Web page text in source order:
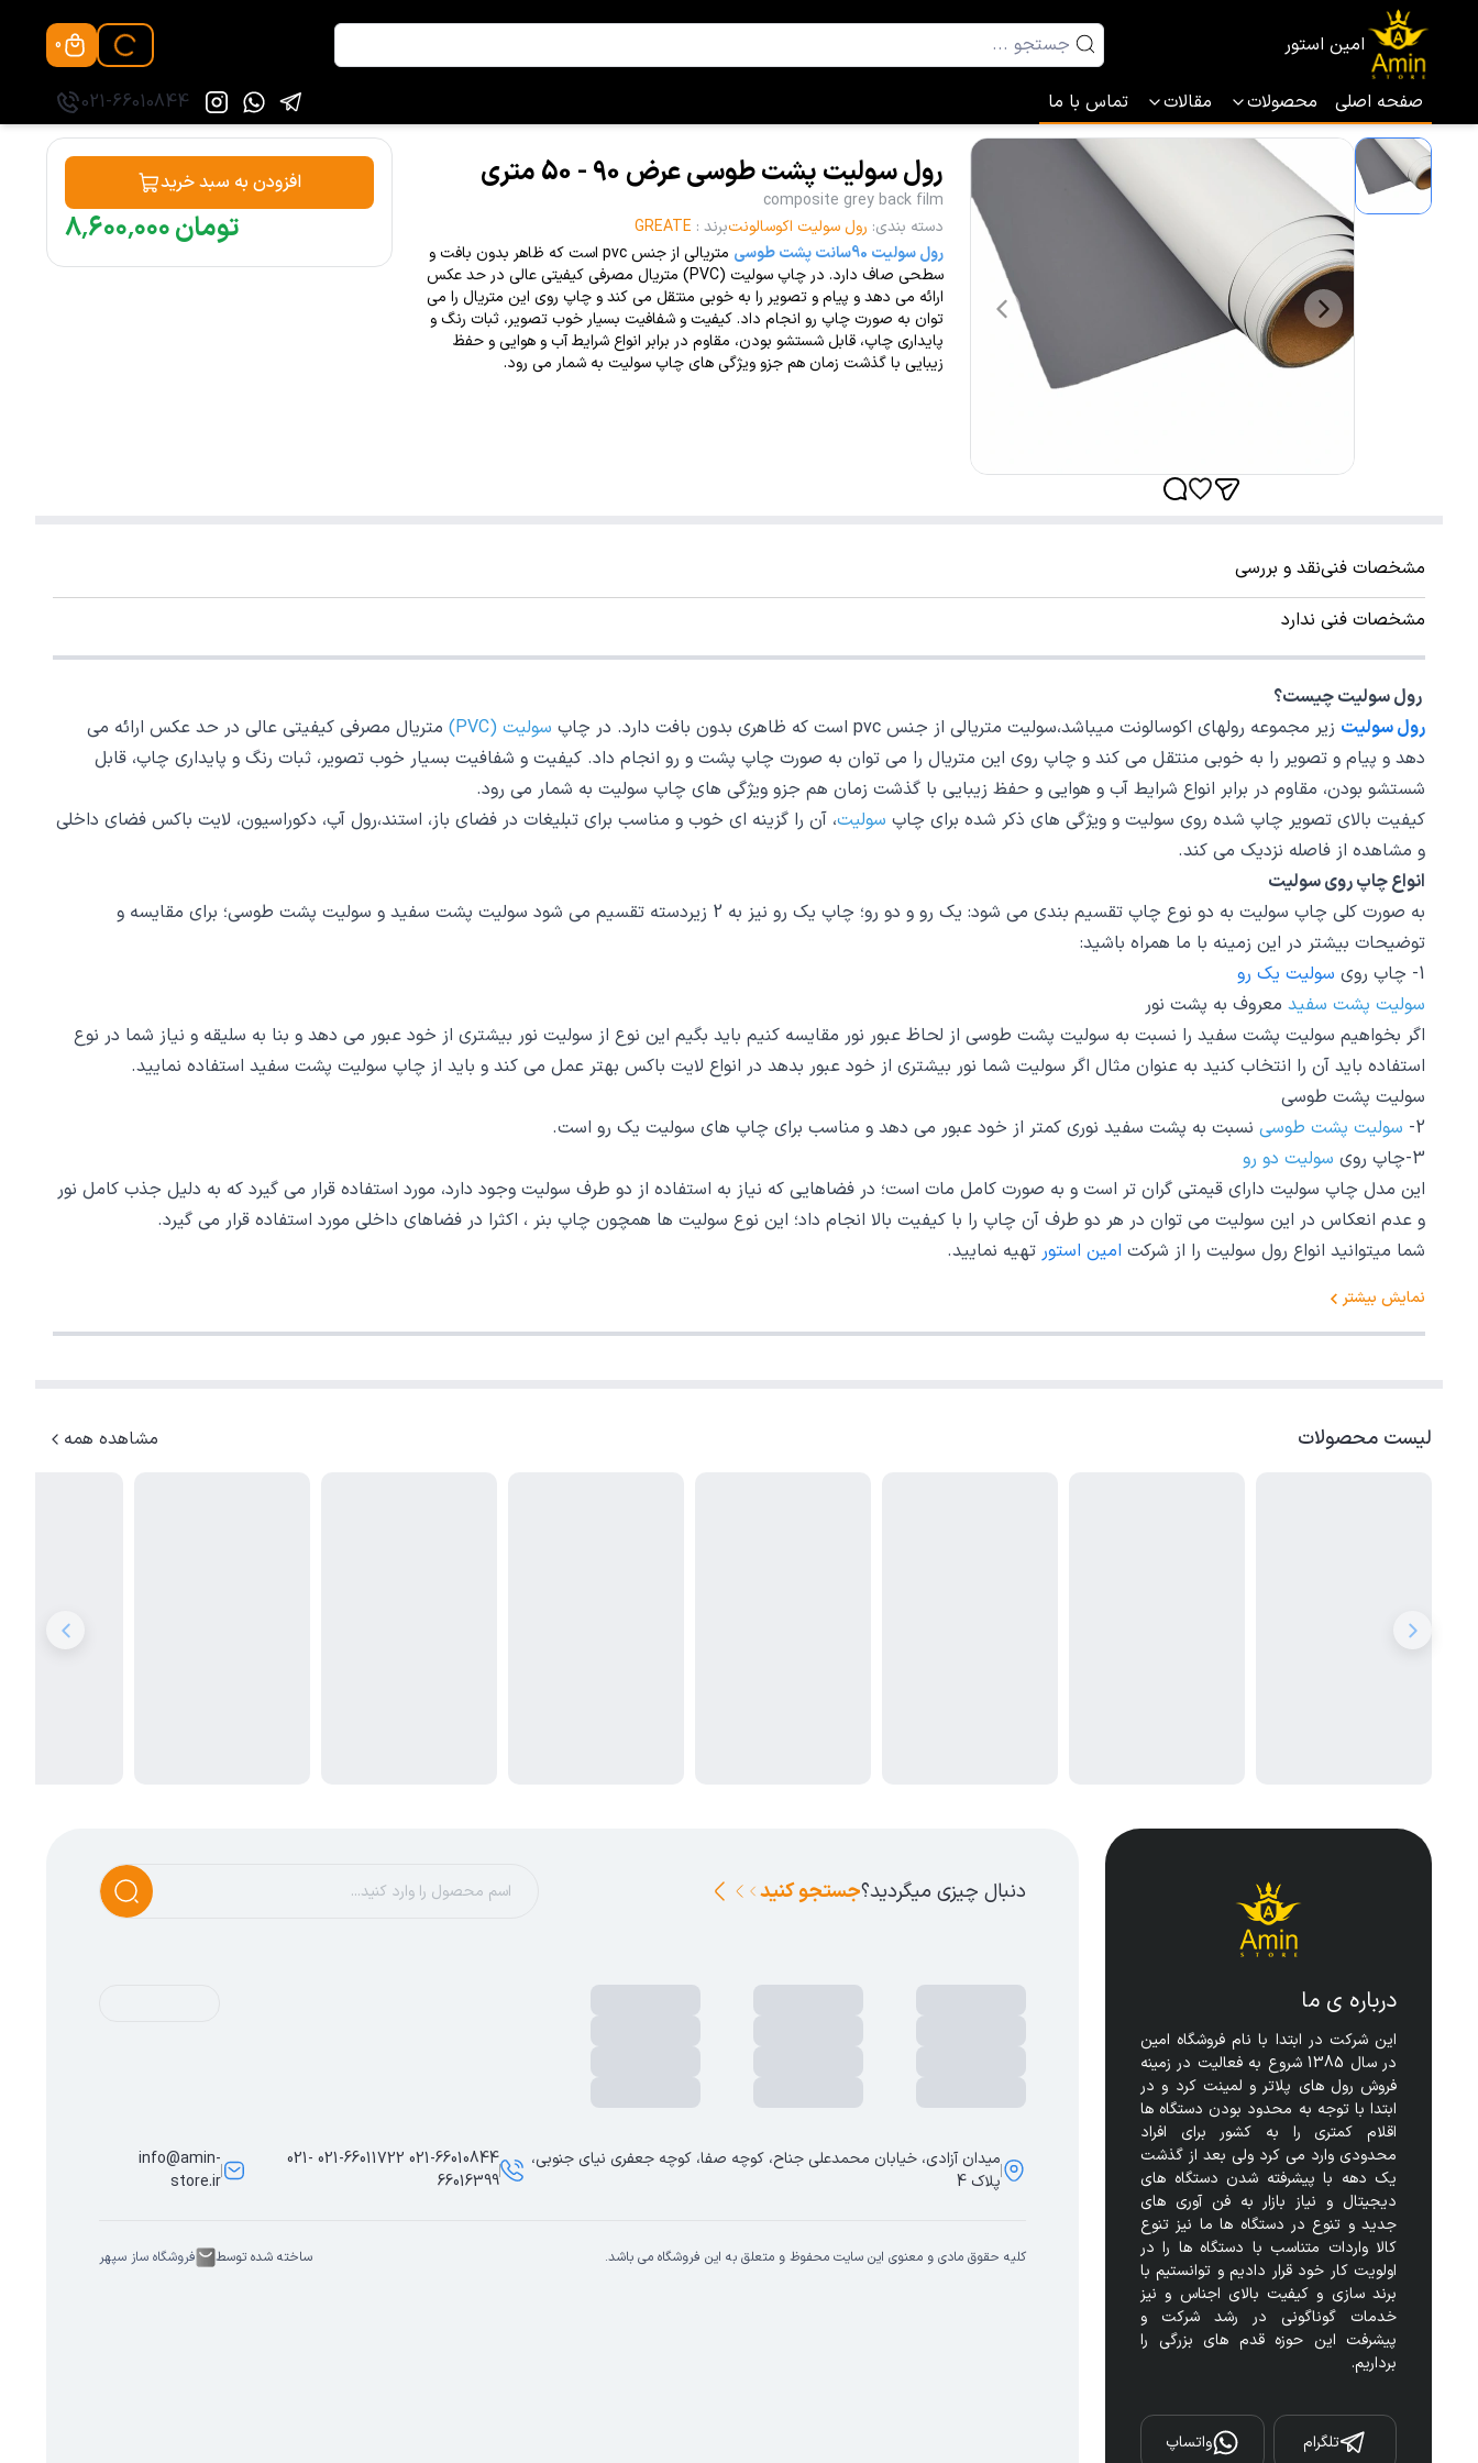
امین استور 0
صفحه اصلی محصولات مقالات تماس با ما 021-66010844
رول سولیت پشت طوسی عرض 90 - 50 متری
composite grey back film
دسته بندی: رول سولیت اکوسالونتبرند :
GREATE
رول سولیت 90سانت پشت طوسی
متریالی از جنس pvc است که ظاهر بدون بافت و
سطحی صاف دارد. در چاپ سولیت (PVC) متریال مصرفی کیفیتی عالی در حد عکس
ارائه می دهد و پیام و تصویر را به خوبی منتقل می کند و چاپ روی این متریال را می
توان به صورت چاپ رو انجام داد. کیفیت و شفافیت بسیار خوب تصویر، ثبات رنگ و
پایداری چاپ، قابل شستشو بودن، مقاوم در برابر انواع شرایط آب و هوایی و حفظ
زیبایی با گذشت زمان هم جزو ویژگی های چاپ سولیت به شمار می رود.
افزودن به سبد خرید
۸٬۶۰۰٬۰۰۰تومان
مشخصات فنینقد و بررسی
مشخصات فنی ندارد
رول سولیت چیست؟
رول سولیت زیر مجموعه رولهای اکوسالونت میباشد،سولیت متریالی از جنس pvc است که ظاهری بدون بافت دارد. در چاپ سولیت (PVC)
متریال مصرفی کیفیتی عالی در حد عکس ارائه می
دهد و پیام و تصویر را به خوبی منتقل می کند و چاپ روی این متریال را می توان به صورت چاپ پشت و رو انجام داد. کیفیت و شفافیت بسیار خوب تصویر، ثبات رنگ و پایداری چاپ، قابل
شستشو بودن، مقاوم در برابر انواع شرایط آب و هوایی و حفظ زیبایی با گذشت زمان هم جزو ویژگی های چاپ سولیت به شمار می رود.
کیفیت بالای تصویر چاپ شده روی سولیت و ویژگی های ذکر شده برای چاپ سولیت، آن را گزینه ای خوب و مناسب برای تبلیغات در فضای باز، استند،رول آپ، دکوراسیون، لایت باکس فضای داخلی
و مشاهده از فاصله نزدیک می کند.
انواع چاپ روی سولیت
به صورت کلی چاپ سولیت به دو نوع چاپ تقسیم بندی می شود: یک رو و دو رو؛ چاپ یک رو نیز به 2 زیردسته تقسیم می شود سولیت پشت سفید و سولیت پشت طوسی؛ برای مقایسه و
توضیحات بیشتر در این زمینه با ما همراه باشید:
1- چاپ روی
سولیت یک رو
سولیت پشت سفید معروف به پشت نور
اگر بخواهیم سولیت پشت سفید را نسبت به سولیت پشت طوسی از لحاظ عبور نور مقایسه کنیم باید بگیم این نوع از سولیت نور بیشتری از خود عبور می دهد و بنا به سلیقه و نیاز شما در نوع
استفاده باید آن را انتخاب کنید به عنوان مثال اگر سولیت شما نور بیشتری از خود عبور بدهد در انواع لایت باکس بهتر عمل می کند و باید از چاپ سولیت پشت سفید استفاده نمایید.
سولیت پشت طوسی
2- سولیت پشت طوسی نسبت به پشت سفید نوری کمتر از خود عبور می دهد و مناسب برای چاپ های سولیت یک رو است.
3-چاپ روی
سولیت دو رو
این مدل چاپ سولیت دارای قیمتی گران تر است و به صورت کامل مات است؛ در فضاهایی که نیاز به استفاده از دو طرف سولیت وجود دارد، مورد استفاده قرار می گیرد که به دلیل جذب کامل نور
و عدم انعکاس در این سولیت می توان در هر دو طرف آن چاپ را با کیفیت بالا انجام داد؛ این نوع سولیت ها همچون چاپ بنر ، اکثرا در فضاهای داخلی مورد استفاده قرار می گیرد.
شما میتوانید انواع رول سولیت را از شرکت امین استور تهیه نمایید.
نمایش بیشتر
لیست محصولات مشاهده همه
درباره ی ما
برداریم.
تلگرام واتساپ
دنبال چیزی میگردید؟جستجو کنید
میدان آزادی، خیابان محمدعلی جناح، کوچه صفا، کوچه جعفری نیای جنوبی،
پلاک 4
021-66010844 021-66011722 021-
66016399
info@amin-
store.ir
کلیه حقوق مادی و معنوی این سایت محفوظ و متعلق به این فروشگاه می باشد. ساخته شده توسط فروشگاه ساز سپهر